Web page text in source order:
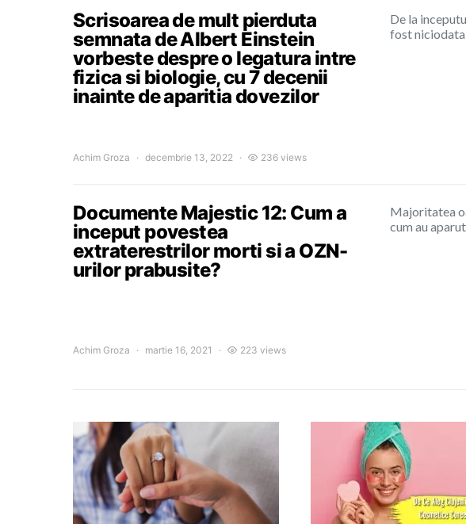
Scrisoarea de mult pierduta
semnata de Albert Einstein
vorbeste despre o legatura intre
fizica si biologie, cu 7 decenii
inainte de aparitia dovezilor
De la
fost
Achim Groza decembrie 13, 2022 236 views
Documente Majestic 12: Cum a
inceput povestea
extraterestrilor morti si a OZN-
urilor prabusite?
Majoritatea
cum au
Achim Groza martie 16, 2021 223 views